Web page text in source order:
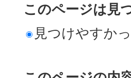
このページは見
見つけやすか